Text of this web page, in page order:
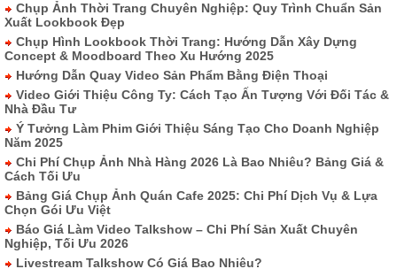
Chụp Ảnh Thời Trang Chuyên Nghiệp: Quy Trình Chuẩn Sản
Xuất Lookbook Đẹp
Chụp Hình Lookbook Thời Trang: Hướng Dẫn Xây Dựng
Concept & Moodboard Theo Xu Hướng 2025
Hướng Dẫn Quay Video Sản Phẩm Bằng Điện Thoại
Video Giới Thiệu Công Ty: Cách Tạo Ấn Tượng Với Đối Tác &
Nhà Đầu Tư
Ý Tưởng Làm Phim Giới Thiệu Sáng Tạo Cho Doanh Nghiệp
Năm 2025
Chi Phí Chụp Ảnh Nhà Hàng 2026 Là Bao Nhiêu? Bảng Giá &
Cách Tối Ưu
Bảng Giá Chụp Ảnh Quán Cafe 2025: Chi Phí Dịch Vụ & Lựa
Chọn Gói Ưu Việt
Báo Giá Làm Video Talkshow – Chi Phí Sản Xuất Chuyên
Nghiệp, Tối Ưu 2026
Livestream Talkshow Có Giá Bao Nhiêu?